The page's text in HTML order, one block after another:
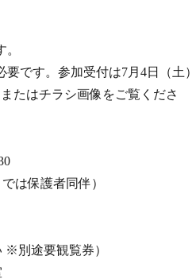
です。参加受付は7月4日（土）
たはチラシ画像をご覧くださ
は保護者同伴）
別途要観覧券）